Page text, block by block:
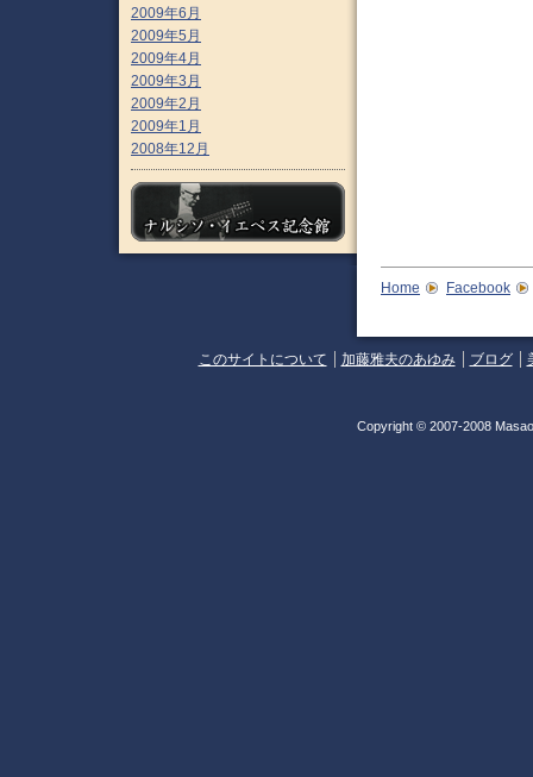
2009年6月
2009年5月
2009年4月
2009年3月
2009年2月
2009年1月
2008年12月
Home Facebook
このサイトについて 加藤雅夫のあゆみ ブログ
Copyright © 2007-2008